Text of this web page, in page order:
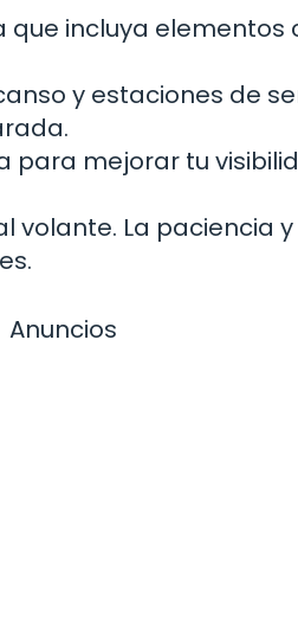
incluya elementos
y estaciones de
para mejorar tu
volante. La paciencia
Anuncios